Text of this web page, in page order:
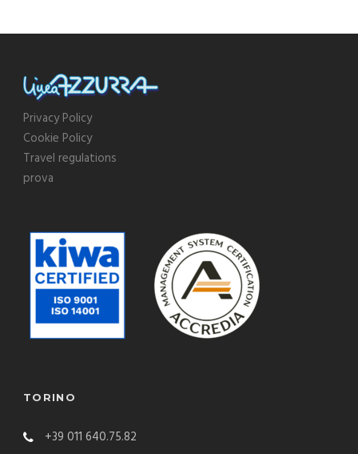
Privacy Policy
Cookie Policy
Travel regulations
prova
TORINO
+39 011 640.75.82